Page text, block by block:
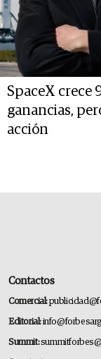
SpaceX crece
ganancias,
acción
Contactos
Comercial:
Editorial:
Summit: